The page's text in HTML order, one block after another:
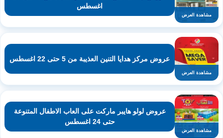
مشاهدة العرض
اغسطس
مشاهدة العرض
عروض مركز هدايا التنين العذيبة من 5 حتى 22 اغسطس
مشاهدة العرض
عروض لولو هايبر ماركت على العاب الاطفال المتنوعة
حتى 24 اغسطس